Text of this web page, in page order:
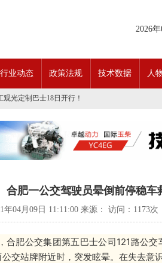
2026
行业动态 政策法规 技术数据 人
展论坛 (深圳)邀请函
荣获全国五一劳动奖状
光定制巴士18日开行！
焦「智慧公交」目标 助推公交转型发展——沪苏
，百年北京公交实现历史性跨越！
全生产法》处罚条款对照
技术部发布关于科技创新驱动加快建设交通强国
案 | 久事公交开通首条需求响应式定制班线
荣获全国五一劳动奖状
观光定制巴士18日开行！
植为民情怀•党建引领前行•文化润企发展——南通
全生产法》处罚条款对照
技术部发布关于科技创新驱动加快建设交通强国
合肥一公交驾驶员晕倒前停稳车
年04月09日 11:11:00 来源： 访问： 1173次
合肥公交集团第五巴士公司121路公
交站牌附近时，突发眩晕。在失去意